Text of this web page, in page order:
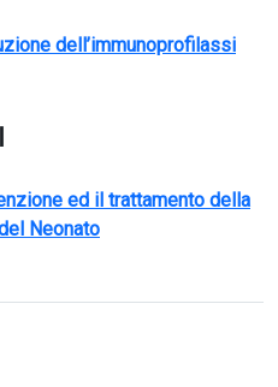
dell’immunoprofilassi
ed il trattamento della
Neonato